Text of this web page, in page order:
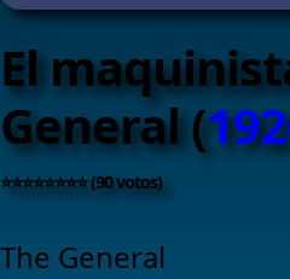
El
General (
⭐⭐⭐⭐⭐⭐⭐⭐ (90 votos)
The General